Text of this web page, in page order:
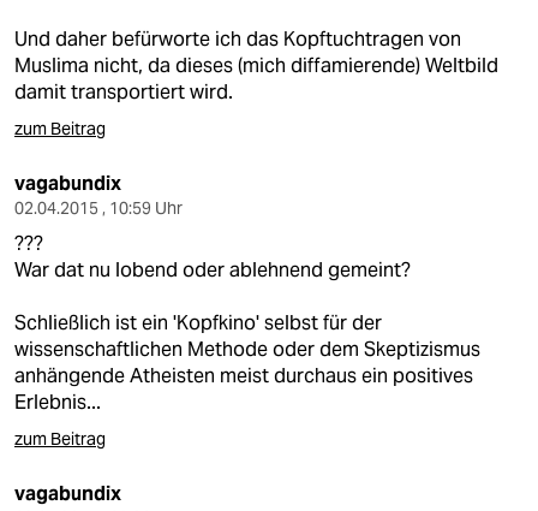
Und daher befürworte ich das Kopftuchtragen von
Muslima nicht, da dieses (mich diffamierende) Weltbild
damit transportiert wird.
zum Beitrag
vagabundix
02.04.2015 , 10:59 Uhr
???
War dat nu lobend oder ablehnend gemeint?
Schließlich ist ein 'Kopfkino' selbst für der
wissenschaftlichen Methode oder dem Skeptizismus
anhängende Atheisten meist durchaus ein positives
Erlebnis...
zum Beitrag
vagabundix